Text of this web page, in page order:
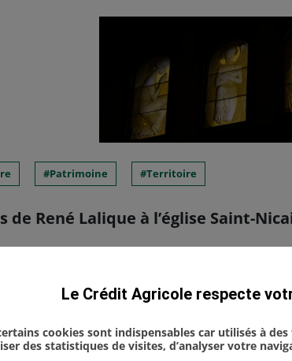
Patrimoine Territoire
de René Lalique à l’église Saint-
la restauration des célèbres anges de
Nord Est était convié à la soirée
Le Crédit Agricole respecte
cookies sont indispensables car utilisés à
des statistiques de visites, d’analyser votre